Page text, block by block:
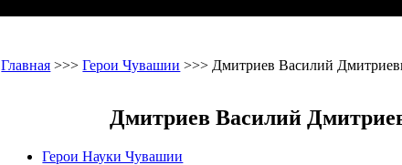
Главная >>>Герои Чувашии >>> Дмитриев Василий
Дмитриев Василий
Герои Науки Чувашии